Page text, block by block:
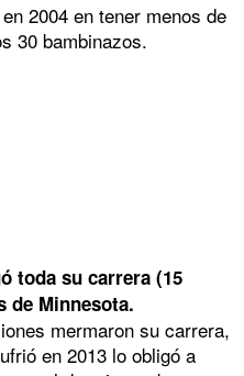
2004 en tener menos de
30 bambinazos.
toda su carrera (15
de Minnesota.
mermaron su carrera,
en 2013 lo obligó a